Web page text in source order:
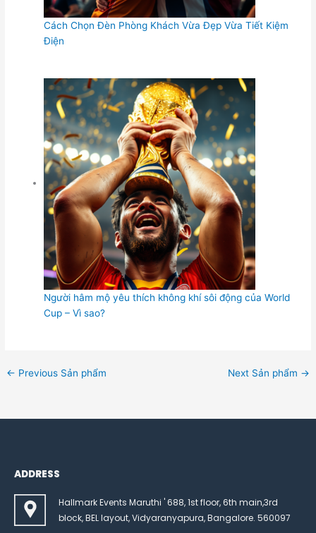
Cách Chọn Đèn Phòng Khách Vừa Đẹp Vừa Tiết Kiệm
Điện
Người hâm mộ yêu thích không khí sôi động của World
Cup – Vì sao?
← Previous Sản phẩm Next Sản phẩm →
ADDRESS
Hallmark Events Maruthi ' 688, 1st floor, 6th main,3rd
block, BEL layout, Vidyaranyapura, Bangalore. 560097